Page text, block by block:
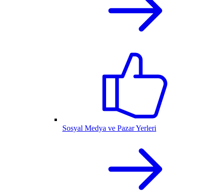
Sosyal Medya ve Pazar Yerleri